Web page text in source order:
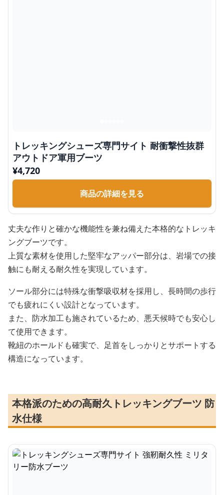
トレッキングシューズ専門サイト 耐衝撃性抜群
アウトドア軍用ブーツ
¥4,720
商品の詳細を見る
丈夫な作りと確かな機能性を兼ね備えた本格的なトレッキ
ングブーツです。
上質な素材を使用した堅牢なアッパー部分は、岩場での接
触にも耐える耐久性を実現しています。
ソール部分には特殊な衝撃吸収材を採用し、長時間の歩行
でも疲れにくい設計となっています。
また、防水加工も施されているため、悪天候時でも安心し
て使用できます。
靴紐のホールドも確実で、足首をしっかりとサポートする
構造になっています。
本格派のための高耐久トレッキングブーツ 防
水仕様